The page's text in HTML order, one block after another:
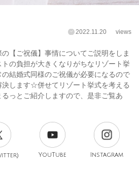
2022.11.20 views
【ご祝儀】事情についてご説明をしま
の負担が大きくなりがちなリゾート挙
結婚式同様のご祝儀が必要になるので
決します☆併せてリゾート挙式を考える
っとご紹介しますので、是非ご覧あ
YouTube Instagram